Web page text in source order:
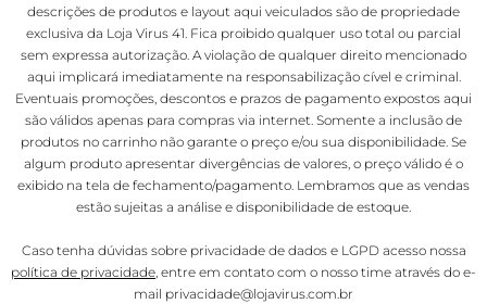
descrições de produtos e layout aqui veiculados são de propriedade
exclusiva da Loja Virus 41. Fica proibido qualquer uso total ou parcial
sem expressa autorização. A violação de qualquer direito mencionado
aqui implicará imediatamente na responsabilização cível e criminal.
Eventuais promoções, descontos e prazos de pagamento expostos aqui
são válidos apenas para compras via internet. Somente a inclusão de
produtos no carrinho não garante o preço e/ou sua disponibilidade. Se
algum produto apresentar divergências de valores, o preço válido é o
exibido na tela de fechamento/pagamento. Lembramos que as vendas
estão sujeitas a análise e disponibilidade de estoque.
Caso tenha dúvidas sobre privacidade de dados e LGPD acesso nossa
política de privacidade, entre em contato com o nosso time através do e-
mail privacidade@lojavirus.com.br